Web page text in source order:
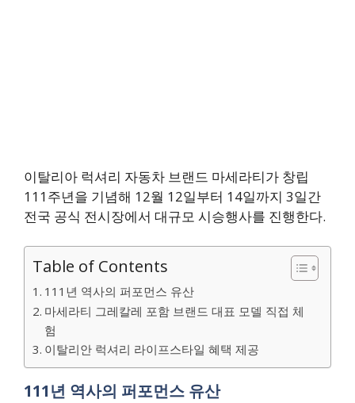
이탈리아 럭셔리 자동차 브랜드 마세라티가 창립
111주년을 기념해 12월 12일부터 14일까지 3일간
전국 공식 전시장에서 대규모 시승행사를 진행한다.
Table of Contents
111년 역사의 퍼포먼스 유산
마세라티 그레칼레 포함 브랜드 대표 모델 직접 체
험
이탈리안 럭셔리 라이프스타일 혜택 제공
111년 역사의 퍼포먼스 유산